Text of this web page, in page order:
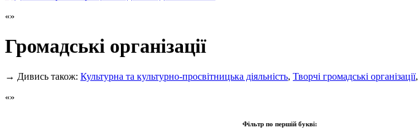
Громадські організації
→ Дивись також: Культурна та культурно-просвітницька діяльність, Творчі громадські організації,
Фільтр по першій букві: